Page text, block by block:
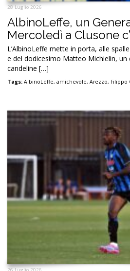
28 Luglio 2026
AlbinoLeffe, un
Mercoledì a Clusone
L’AlbinoLeffe mette in porta, alle
e del dodicesimo Matteo Michielin, un
candeline […]
Tags: AlbinoLeffe, amichevole, Arezzo, Filippo
26 Luglio 2026